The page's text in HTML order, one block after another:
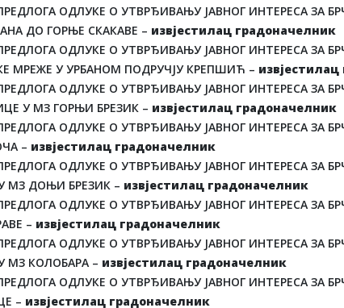
ОДЛУКЕ О УТВРЂИВАЊУ ЈАВНОГ ИНТЕРЕСА ЗА
ДО ГОРЊЕ СКАКАВЕ – извјестилац градоначелник
ОДЛУКЕ О УТВРЂИВАЊУ ЈАВНОГ ИНТЕРЕСА ЗА
МРЕЖЕ У УРБАНОМ ПОДРУЧЈУ КРЕПШИЋ –
ОДЛУКЕ О УТВРЂИВАЊУ ЈАВНОГ ИНТЕРЕСА ЗА
У МЗ ГОРЊИ БРЕЗИК – извјестилац градоначелник
ОДЛУКЕ О УТВРЂИВАЊУ ЈАВНОГ ИНТЕРЕСА ЗА
– извјестилац градоначелник
ОДЛУКЕ О УТВРЂИВАЊУ ЈАВНОГ ИНТЕРЕСА ЗА
МЗ ДОЊИ БРЕЗИК – извјестилац градоначелник
ОДЛУКЕ О УТВРЂИВАЊУ ЈАВНОГ ИНТЕРЕСА ЗА
– извјестилац градоначелник
ОДЛУКЕ О УТВРЂИВАЊУ ЈАВНОГ ИНТЕРЕСА ЗА
МЗ КОЛОБАРА – извјестилац градоначелник
ОДЛУКЕ О УТВРЂИВАЊУ ЈАВНОГ ИНТЕРЕСА ЗА
– извјестилац градоначелник